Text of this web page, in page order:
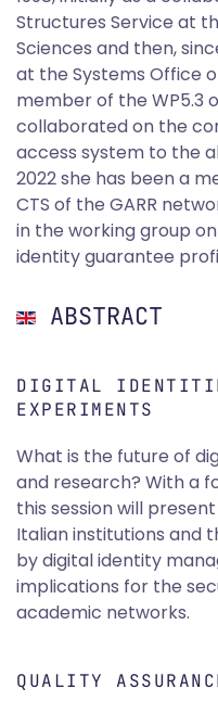
Structures Service at
Sciences and then,
at the Systems Office
member of the WP5.3
collaborated on the
access system to the
2022 she has been a
CTS of the GARR
in the working group
identity guarantee
ABSTRACT
DIGITAL
EXPERIMENTS
What is the future of
and research? With a
this session will
Italian institutions and
by digital identity
implications for the
academic networks.
QUALITY